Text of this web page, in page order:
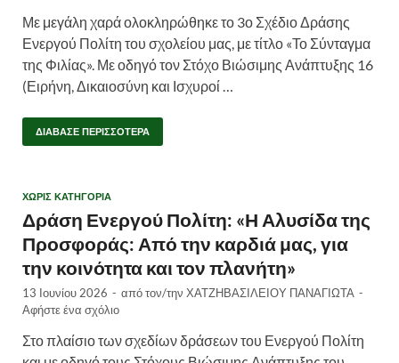
Με μεγάλη χαρά ολοκληρώθηκε το 3ο Σχέδιο Δράσης
Ενεργού Πολίτη του σχολείου μας, με τίτλο «Το Σύνταγμα
της Φιλίας». Με οδηγό τον Στόχο Βιώσιμης Ανάπτυξης 16
(Ειρήνη, Δικαιοσύνη και Ισχυροί …
ΔΙΆΒΑΣΕ ΠΕΡΙΣΣΌΤΕΡΑ
ΧΩΡΊΣ ΚΑΤΗΓΟΡΊΑ
Δράση Ενεργού Πολίτη: «Η Αλυσίδα της
Προσφοράς: Από την καρδιά μας, για
την κοινότητα και τον πλανήτη»
13 Ιουνίου 2026 - από τον/την ΧΑΤΖΗΒΑΣΙΛΕΙΟΥ ΠΑΝΑΓΙΩΤΑ -
Αφήστε ένα σχόλιο
Στο πλαίσιο των σχεδίων δράσεων του Ενεργού Πολίτη